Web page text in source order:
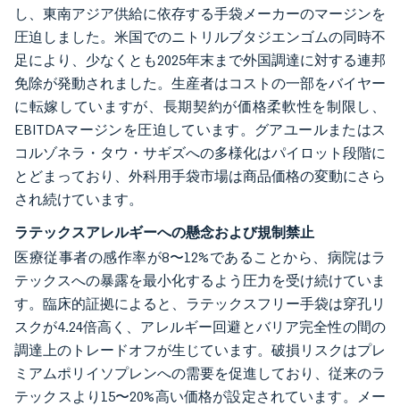
し、東南アジア供給に依存する手袋メーカーのマージンを
圧迫しました。米国でのニトリルブタジエンゴムの同時不
足により、少なくとも2025年末まで外国調達に対する連邦
免除が発動されました。生産者はコストの一部をバイヤー
に転嫁していますが、長期契約が価格柔軟性を制限し、
EBITDAマージンを圧迫しています。グアユールまたはス
コルゾネラ・タウ・サギズへの多様化はパイロット段階に
とどまっており、外科用手袋市場は商品価格の変動にさら
され続けています。
ラテックスアレルギーへの懸念および規制禁止
医療従事者の感作率が8〜12%であることから、病院はラ
テックスへの暴露を最小化するよう圧力を受け続けていま
す。臨床的証拠によると、ラテックスフリー手袋は穿孔リ
スクが4.24倍高く、アレルギー回避とバリア完全性の間の
調達上のトレードオフが生じています。破損リスクはプレ
ミアムポリイソプレンへの需要を促進しており、従来のラ
テックスより15〜20%高い価格が設定されています。メー